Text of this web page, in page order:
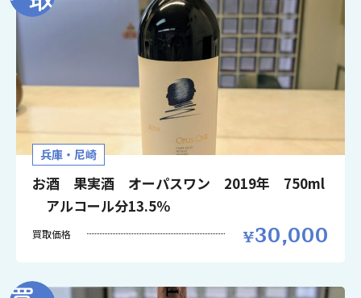
兵庫・尼崎
お酒 果実酒 オーパスワン 2019年 750ml
アルコール分13.5％
買取価格 30,000